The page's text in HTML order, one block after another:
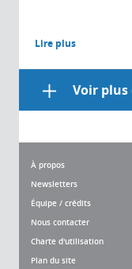
Lire plus
Voir
À propos
Newsletters
Équipe / crédits
Nous contacter
Charte d'utilisation
Plan du site